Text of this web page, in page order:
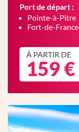
Port de départ :
Pointe-à-Pitre
Fort-de-France
À PARTIR DE
159 €